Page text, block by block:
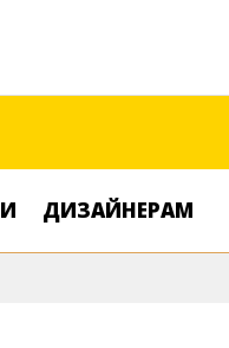
ДИЗАЙНЕРАМ